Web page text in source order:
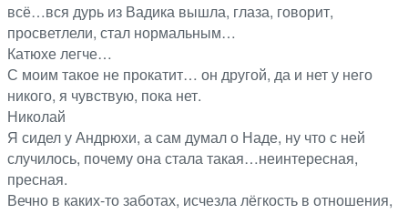
всё…вся дурь из Вадика вышла, глаза, говорит,
просветлели, стал нормальным…
Катюхе легче…
С моим такое не прокатит… он другой, да и нет у него
никого, я чувствую, пока нет.
Николай
Я сидел у Андрюхи, а сам думал о Наде, ну что с ней
случилось, почему она стала такая…неинтересная,
пресная.
Вечно в каких-то заботах, исчезла лёгкость в отношения,